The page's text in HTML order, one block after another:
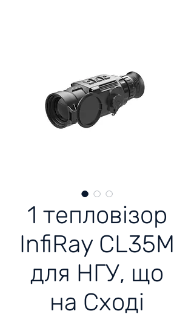
1 тепловізор
InfiRay CL35M
для НГУ, що
на Сході